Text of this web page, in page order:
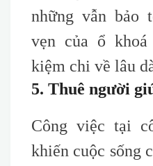
những vẫn bảo
vẹn của ổ
kiệm chi về lâu
5. Thuê người
Công việc tại
khiến cuộc sống